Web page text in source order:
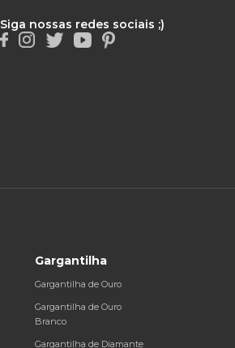
Siga nossas redes sociais ;)
Gargantilha
Gargantilha de Ouro
Gargantilha de Ouro
Branco
Gargantilha de Diamante